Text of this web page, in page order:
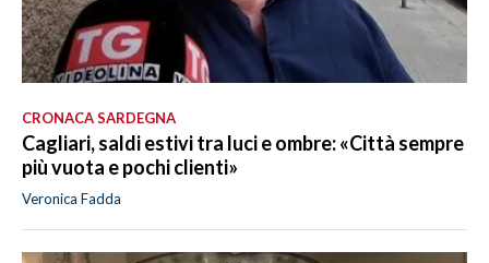
CRONACA SARDEGNA
Cagliari, saldi estivi tra luci e ombre: «Città sempre
più vuota e pochi clienti»
Veronica Fadda